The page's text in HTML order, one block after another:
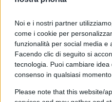
Noi e i nostri partner
come i cookie per
funzionalità per social media e
Facendo clic di seguito si
tecnologia. Puoi cambiare
consenso in qualsiasi
Please note that this website/
21 morti
carbone in Colombia
minatori morti come topi.